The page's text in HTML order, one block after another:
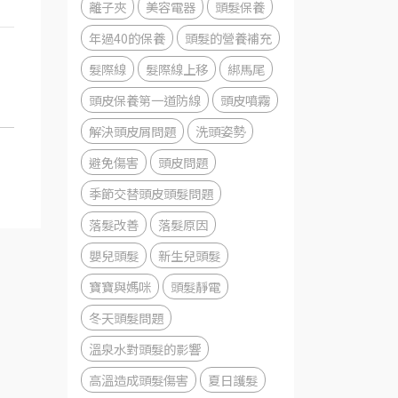
離子夾 美容電器
頭髮保養
年過40的保養
頭髮的營養補充
髮際線
髮際線上移
綁馬尾
頭皮保養第一道防線
頭皮噴霧
解決頭皮屑問題
洗頭姿勢
避免傷害
頭皮問題
季節交替頭皮頭髮問題
落髮改善
落髮原因
嬰兒頭髮
新生兒頭髮
寶寶與媽咪
頭髮靜電
冬天頭髮問題
溫泉水對頭髮的影響
高溫造成頭髮傷害
夏日護髮